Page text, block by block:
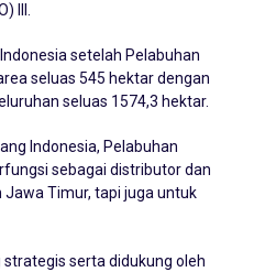
III.
setelah Pelabuhan
seluas 545 hektar dengan
seluas 1574,3 hektar.
Indonesia, Pelabuhan
sebagai distributor dan
Timur, tapi juga untuk
strategis serta didukung oleh